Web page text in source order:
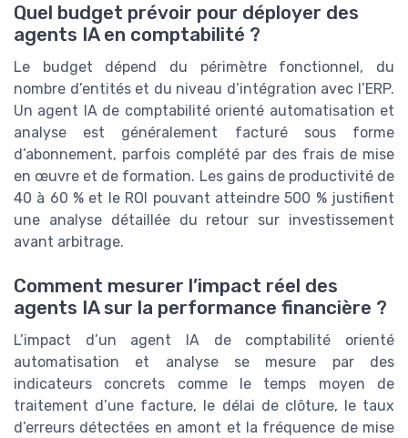
Quel budget prévoir pour déployer des
agents IA en comptabilité ?
Le budget dépend du périmètre fonctionnel, du
nombre d’entités et du niveau d’intégration avec l’ERP.
Un agent IA de comptabilité orienté automatisation et
analyse est généralement facturé sous forme
d’abonnement, parfois complété par des frais de mise
en œuvre et de formation. Les gains de productivité de
40 à 60 % et le ROI pouvant atteindre 500 % justifient
une analyse détaillée du retour sur investissement
avant arbitrage.
Comment mesurer l’impact réel des
agents IA sur la performance financière ?
L’impact d’un agent IA de comptabilité orienté
automatisation et analyse se mesure par des
indicateurs concrets comme le temps moyen de
traitement d’une facture, le délai de clôture, le taux
d’erreurs détectées en amont et la fréquence de mise